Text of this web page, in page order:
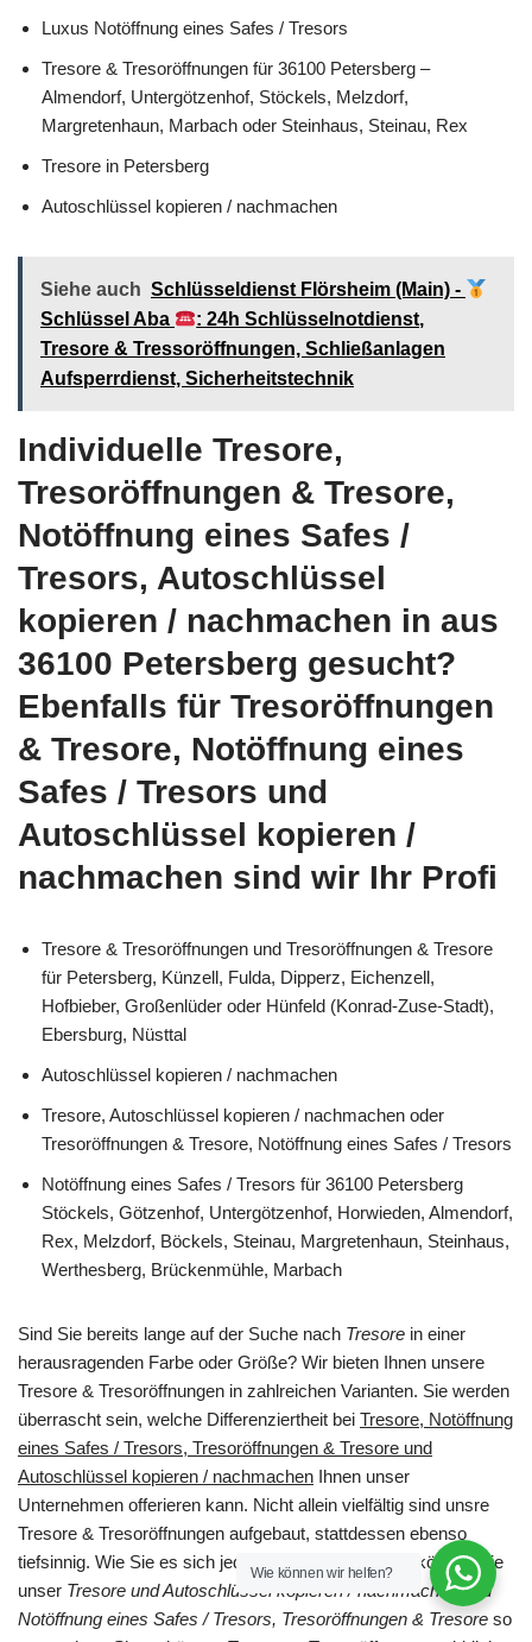
Luxus Notöffnung eines Safes / Tresors
Tresore & Tresoröffnungen für 36100 Petersberg –
Almendorf, Untergötzenhof, Stöckels, Melzdorf,
Margretenhaun, Marbach oder Steinhaus, Steinau, Rex
Tresore in Petersberg
Autoschlüssel kopieren / nachmachen
Siehe auch Schlüsseldienst Flörsheim (Main) -
Schlüssel Aba
: 24h Schlüsselnotdienst,
Tresore & Tressoröffnungen, Schließanlagen
Aufsperrdienst, Sicherheitstechnik
Individuelle Tresore,
Tresoröffnungen & Tresore,
Notöffnung eines Safes /
Tresors, Autoschlüssel
kopieren / nachmachen in aus
36100 Petersberg gesucht?
Ebenfalls für Tresoröffnungen
& Tresore, Notöffnung eines
Safes / Tresors und
Autoschlüssel kopieren /
nachmachen sind wir Ihr Profi
Tresore & Tresoröffnungen und Tresoröffnungen & Tresore
für Petersberg, Künzell, Fulda, Dipperz, Eichenzell,
Hofbieber, Großenlüder oder Hünfeld (Konrad-Zuse-Stadt),
Ebersburg, Nüsttal
Autoschlüssel kopieren / nachmachen
Tresore, Autoschlüssel kopieren / nachmachen oder
Tresoröffnungen & Tresore, Notöffnung eines Safes / Tresors
Notöffnung eines Safes / Tresors für 36100 Petersberg
Stöckels, Götzenhof, Untergötzenhof, Horwieden, Almendorf,
Rex, Melzdorf, Böckels, Steinau, Margretenhaun, Steinhaus,
Werthesberg, Brückenmühle, Marbach
Sind Sie bereits lange auf der Suche nach Tresore in einer
herausragenden Farbe oder Größe? Wir bieten Ihnen unsere
Tresore & Tresoröffnungen in zahlreichen Varianten. Sie werden
überrascht sein, welche Differenziertheit bei Tresore, Notöffnung
eines Safes / Tresors, Tresoröffnungen & Tresore und
Autoschlüssel kopieren / nachmachen Ihnen unser
Unternehmen offerieren kann. Nicht allein vielfältig sind unsre
Tresore & Tresoröffnungen aufgebaut, stattdessen ebenso
tiefsinnig. Wie Sie es sich jederzeit erträumt haben, können Sie
unser Tresore und Autoschlüssel kopieren / nachmachen und
Notöffnung eines Safes / Tresors, Tresoröffnungen & Tresore so
Wie können wir helfen?